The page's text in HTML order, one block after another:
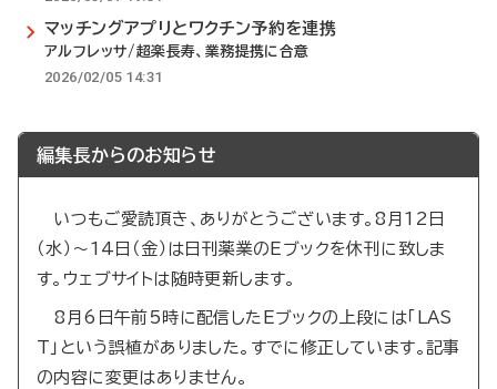
マッチングアプリとワクチン予約を連携
アルフレッサ/超楽長寿、業務提携に合意
2026/02/05 14:31
編集長からのお知らせ
いつもご愛読頂き、ありがとうございます。8月12日
（水）～14日（金）は日刊薬業のEブックを休刊に致しま
す。ウェブサイトは随時更新します。
8月6日午前5時に配信したEブックの上段には「LAS
T」という誤植がありました。すでに修正しています。記事
の内容に変更はありません。